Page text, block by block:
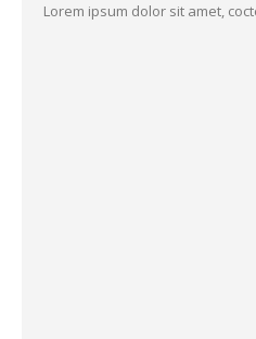
Lorem ipsum dolor sit amet,